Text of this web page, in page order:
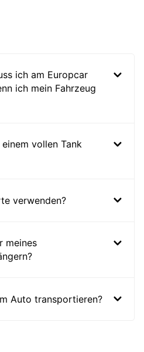
ich am Europcar
ich mein Fahrzeug
vollen Tank
verwenden?
meines
Auto transportieren?